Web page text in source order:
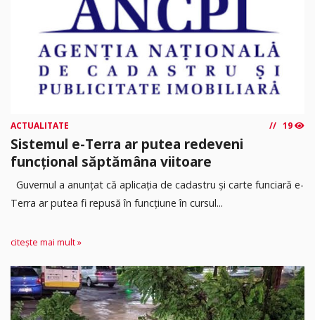
ACTUALITATE 19
Sistemul e-Terra ar putea redeveni
funcțional săptămâna viitoare
Guvernul a anunțat că aplicația de cadastru și carte funciară e-
Terra ar putea fi repusă în funcțiune în cursul...
citește mai mult »